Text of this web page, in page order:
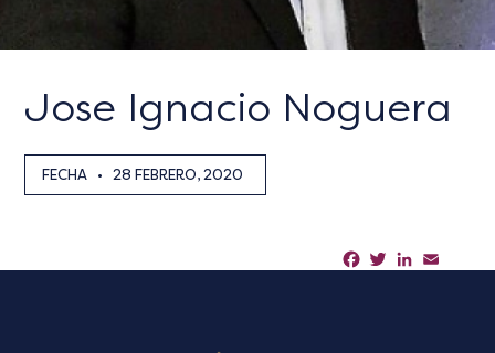
Jose Ignacio Noguera
FECHA • 28 FEBRERO, 2020
Facebook
TwitterLinkedIn